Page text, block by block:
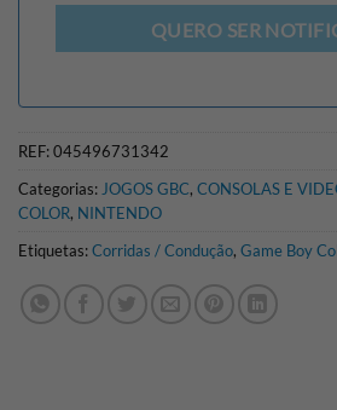
QUERO SER
REF:045496731342
Categorias:JOGOS GBC, CONSOLAS E
COLOR, NINTENDO
Etiquetas:Corridas / Condução, Game Boy